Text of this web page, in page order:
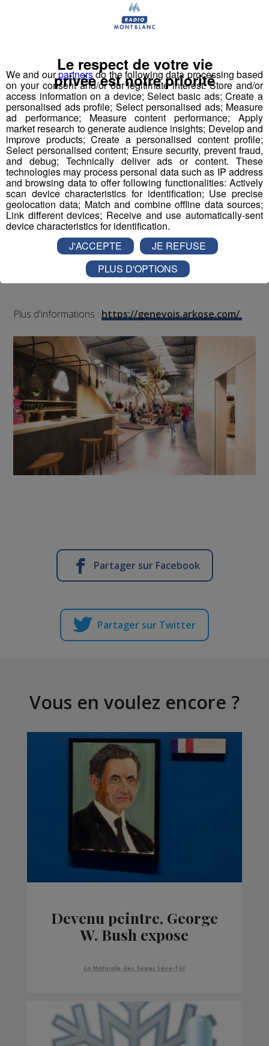
l’escalade de bloc mais pas que....
restaurant et bar éthiques, espace sauna, yoga,
zone de chill et « work friendly », exposition
grimpeurs ou non.
Retrouvez l'interview deQuentin,directeur d'Arkose
Genevois, aux côtés deTristan & Laura
Après l’effortArkose Genevoispropose un
restaurant, avec de bons produits issus de producteur
locaux ! Les explications de Quentin
Plus d'informations :https://genevois.arkose.com/
Partager sur Facebook
Partager sur Twitter
Vous en voulez encore ?
Devenu peintre, George
W. Bush expose
La Matinale des Super Lève-Tôt
We and ourpartnersdo the following data processing based
on your consent and/or our legitimate interest: Store and/or
access information on a device; Select basic ads; Create a
personalised ads profile; Select personalised ads; Measure
ad performance; Measure content performance; Apply
market research to generate audience insights; Develop and
improve products; Create a personalised content profile;
Select personalised content; Ensure security, prevent fraud,
and debug; Technically deliver ads or content. These
technologies may process personal data such as IP address
and browsing data to offer following functionalities: Actively
scan device characteristics for identification; Use precise
geolocation data; Match and combine offline data sources;
Link different devices; Receive and use automatically-sent
device characteristics for identification.
Le respect de votre vie
privée est notre priorité
J'ACCEPTE
JE REFUSE
PLUS D'OPTIONS